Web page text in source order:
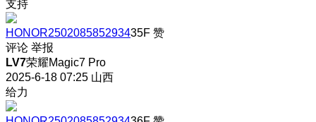
支持
HONOR250208585293435F 赞
评论 举报
LV7荣耀Magic7 Pro
2025-6-18 07:25 山西
给力